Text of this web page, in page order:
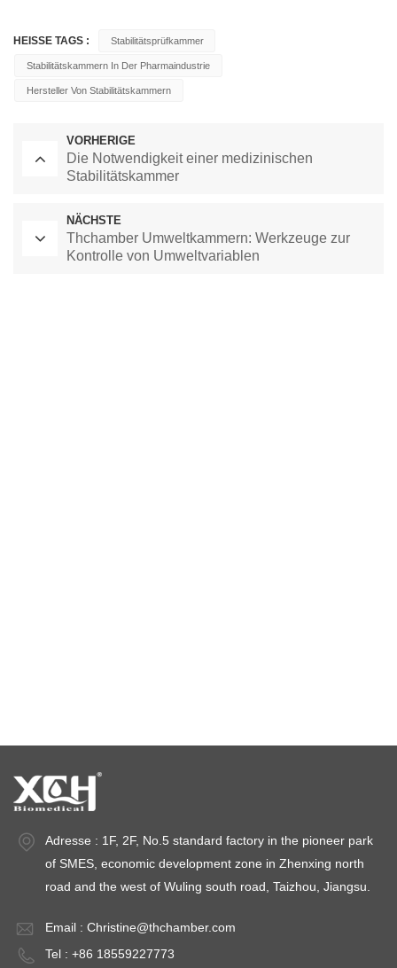
HEISSE TAGS : Stabilitätsprüfkammer
Stabilitätskammern In Der Pharmaindustrie
Hersteller Von Stabilitätskammern
VORHERIGE
Die Notwendigkeit einer medizinischen
Stabilitätskammer
NÄCHSTE
Thchamber Umweltkammern: Werkzeuge zur
Kontrolle von Umweltvariablen
Adresse : 1F, 2F, No.5 standard factory in the pioneer park
of SMES, economic development zone in Zhenxing north
road and the west of Wuling south road, Taizhou, Jiangsu.
Email : Christine@thchamber.com
Tel : +86 18559227773